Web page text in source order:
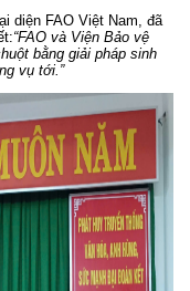
diện FAO Việt Nam, đã
“FAO và Viện Bảo vệ
bằng giải pháp sinh
vụ tới.”